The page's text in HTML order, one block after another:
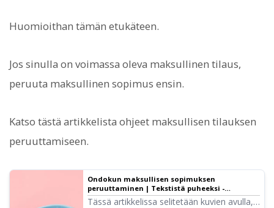
Huomioithan tämän etukäteen.
Jos sinulla on voimassa oleva maksullinen tilaus,
peruuta maksullinen sopimus ensin.
Katso tästä artikkelista ohjeet maksullisen tilauksen
peruuttamiseen.
Ondokun maksullisen sopimuksen
peruuttaminen | Tekstistä puheeksi -
ohjelmisto Ondoku
Tässä artikkelissa selitetään kuvien avulla,